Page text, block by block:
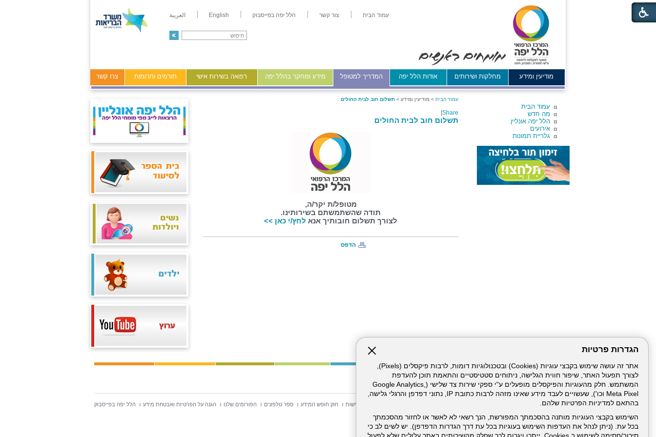
הגדרות פרטיות
אתר זה עושה שימוש בקבצי עוגיות (Cookies) ובטכנולוגיות דומות, לרבות פיקסלים (Pixels),
לצורך תפעול האתר, שיפור חווית הגלישה, ניתוחים סטטיסטיים והתאמת תוכן להעדפת
המשתמש. חלק מהעוגיות והפיקסלים מופעלים ע"י ספקי שירות צד שלישי (Google Analytics,
Meta Pixel וכו'), שעשויים לעבד מידע שאינו מזהה לרבות כתובת IP, נתוני דפדפן והרגלי גלישה,
בהתאם למדיניות הפרטיות שלהם.
השימוש בקבצי העוגיות מותנה בהסכמתך המפורשת, הנך רשאי לא לאשר או לחזור מהסכמתך
בכל עת. (ניתן לנהל את העדפות השימוש בעוגיות בכל עת דרך הגדרות הדפדפן). יש לשים לב כי
עמוד הבית צור קשר הלל יפה בפייסבוק English العربية
מודיעין ומידע מחלקות ושירותים אודות הלל יפה המדריך למטופל מידע ומחקר בהלל יפה רפואה בשירות אישי תורמים ותרומות צרו קשר
עמוד הבית
מה חדש
הלל יפה אונליין
אירועים
גלריית תמונות
עמוד הבית > מודיעין ומידע > תשלום חוב לבית החולים
Share
תשלום חוב לבית החולים
מטופל/ת יקר/ה,
תודה שהשתמשתם בשירותינו.
לצורך תשלום חובותיך אנא לחץ/י כאן >>
הדפס
דרונט
דיגיטל
-
אתרי
וורדפרס,
בניית
הצהרת נגישות חוק חופש המידע ספר טלפונים הפורומים שלנו הגנה על הפרטיות ואבטחת מידע הלל יפה בפייסבוק
ניהול תכנים: